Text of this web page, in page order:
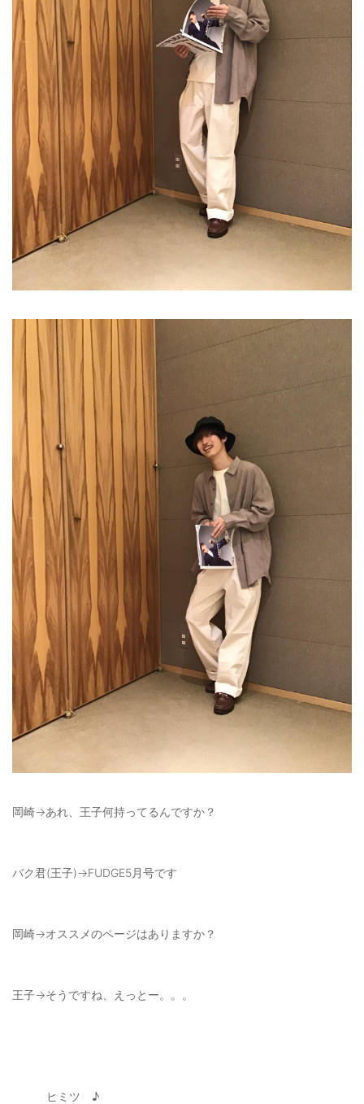
岡崎→あれ、王子何持ってるんですか？
バク君(王子)→FUDGE5月号です
岡崎→オススメのページはありますか？
王子→そうですね、えっとー。。。
ヒミツ ♪